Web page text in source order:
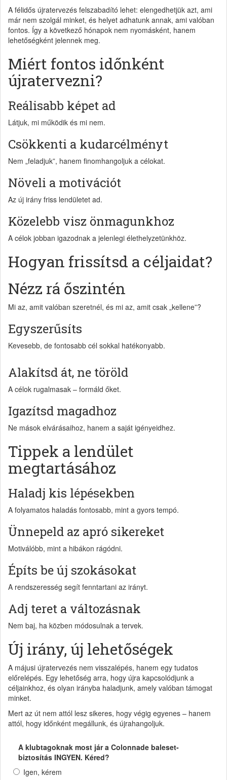
A félidős újratervezés felszabadító lehet: elengedhetjük azt, ami
már nem szolgál minket, és helyet adhatunk annak, ami valóban
fontos. Így a következő hónapok nem nyomásként, hanem
lehetőségként jelennek meg.
Miért fontos időnként
újratervezni?
Reálisabb képet ad
Látjuk, mi működik és mi nem.
Csökkenti a kudarcélményt
Nem „feladjuk”, hanem finomhangoljuk a célokat.
Növeli a motivációt
Az új irány friss lendületet ad.
Közelebb visz önmagunkhoz
A célok jobban igazodnak a jelenlegi élethelyzetünkhöz.
Hogyan frissítsd a céljaidat?
Nézz rá őszintén
Mi az, amit valóban szeretnél, és mi az, amit csak „kellene”?
Egyszerűsíts
Kevesebb, de fontosabb cél sokkal hatékonyabb.
Alakítsd át, ne töröld
A célok rugalmasak – formáld őket.
Igazítsd magadhoz
Ne mások elvárásaihoz, hanem a saját igényeidhez.
Tippek a lendület
megtartásához
Haladj kis lépésekben
A folyamatos haladás fontosabb, mint a gyors tempó.
Ünnepeld az apró sikereket
Motiválóbb, mint a hibákon rágódni.
Építs be új szokásokat
A rendszeresség segít fenntartani az irányt.
Adj teret a változásnak
Nem baj, ha közben módosulnak a tervek.
Új irány, új lehetőségek
A májusi újratervezés nem visszalépés, hanem egy tudatos
előrelépés. Egy lehetőség arra, hogy újra kapcsolódjunk a
céljainkhoz, és olyan irányba haladjunk, amely valóban támogat
minket.
Mert az út nem attól lesz sikeres, hogy végig egyenes – hanem
attól, hogy időnként megállunk, és újrahangoljuk.
A klubtagoknak most jár a Colonnade baleset-
biztosítás INGYEN. Kéred?
Igen, kérem